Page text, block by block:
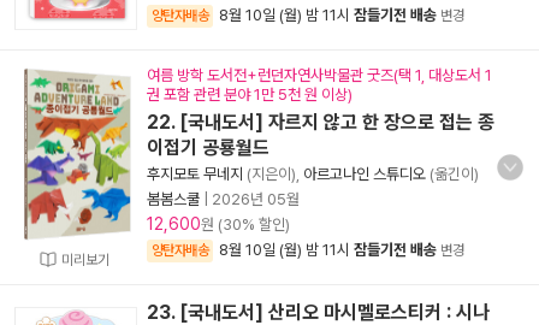
양탄자배송 8월 10일 (월) 밤 11시 잠들기전 배송 변경
미리보기
여름 방학 도서전+런던자연사박물관 굿즈(택 1, 대상도서 1
권 포함 관련 분야 1만 5천 원 이상)
22. [국내도서] 자르지 않고 한 장으로 접는 종
이접기 공룡월드
후지모토 무네지 (지은이), 아르고나인 스튜디오 (옮긴이)
봄봄스쿨
2026년 05월
12,600원 (30% 할인)
양탄자배송 8월 10일 (월) 밤 11시 잠들기전 배송 변경
23. [국내도서] 산리오 마시멜로스티커 : 시나